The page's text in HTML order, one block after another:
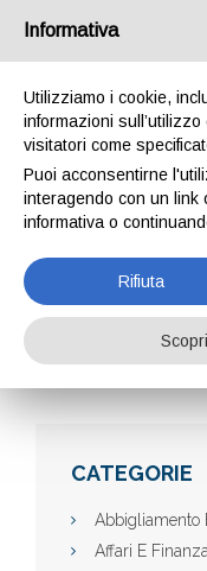
Aziende
CATEGORIE
Abbigliamento
Affari E Finanza
Informativa
Utilizziamo i cookie,
informazioni
visitatori come
Puoi acconsentirne
interagendo con un link
informativa o
Rifiuta